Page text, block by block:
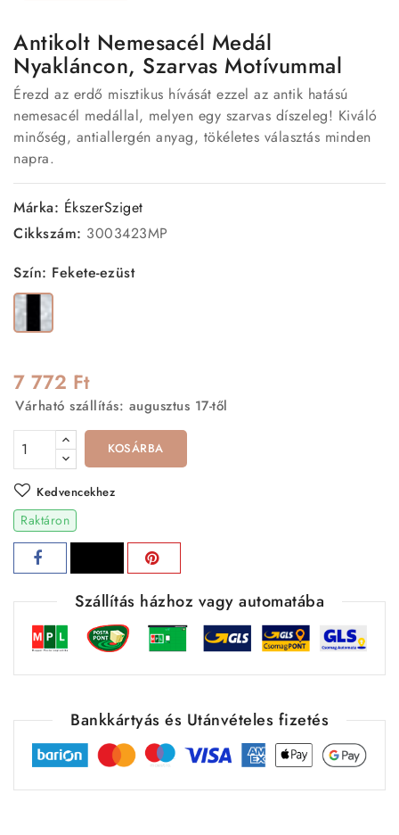
Antikolt Nemesacél Medál
Nyakláncon, Szarvas Motívummal
Érezd az erdő misztikus hívását ezzel az antik hatású
nemesacél medállal, melyen egy szarvas díszeleg! Kiváló
minőség, antiallergén anyag, tökéletes választás minden
napra.
Márka: ÉkszerSziget
Cikkszám: 3003423MP
Szín: Fekete-ezüst
Fekete-
ezüst
7 772 Ft
Várható szállítás: augusztus 17-től
KOSÁRBA
Kedvencekhez
Raktáron
Szállítás házhoz vagy automatába
Bankkártyás és Utánvételes fizetés